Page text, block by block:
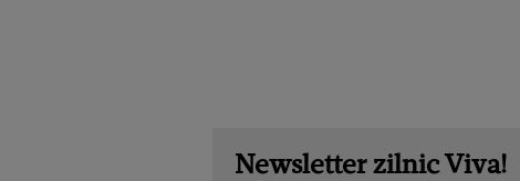
Newsletter zilnic Viva!